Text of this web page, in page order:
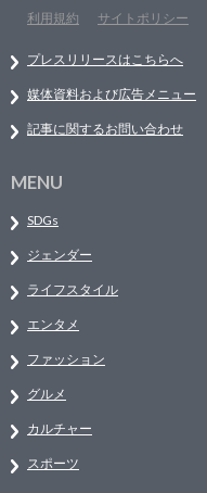
利用規約
サイトポリシー
プレスリリースはこちらへ
媒体資料および広告メニュー
記事に関するお問い合わせ
MENU
SDGs
ジェンダー
ライフスタイル
エンタメ
ファッション
グルメ
カルチャー
スポーツ